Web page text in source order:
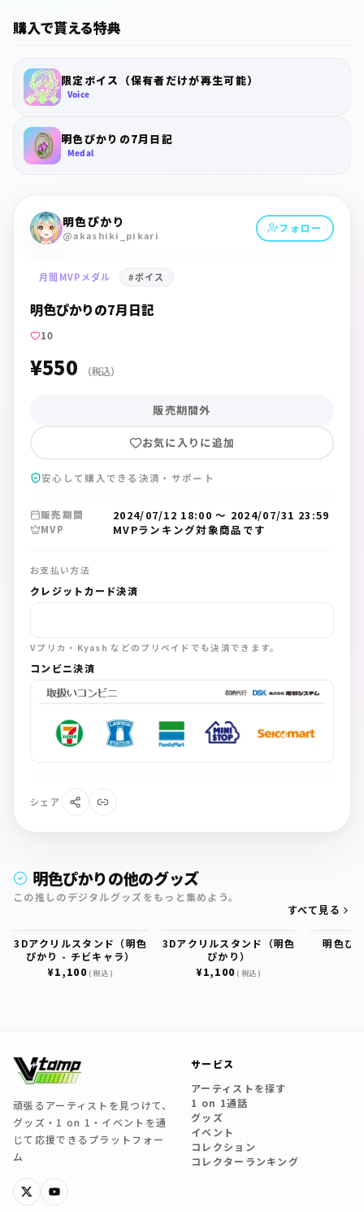
購入で貰える特典
限定ボイス（保有者だけが再生可能）
Voice
明色ぴかりの7月日記
Medal
明色ぴかり
@akashiki_pikari
フォロー
月間MVPメダル #ボイス
明色ぴかりの7月日記
10
¥550 （税込）
販売期間外
お気に入りに追加
安心して購入できる決済・サポート
販売期間 2024/07/12 18:00 〜 2024/07/31 23:59
MVP MVPランキング対象商品です
お支払い方法
クレジットカード決済
Vプリカ・Kyash などのプリペイドでも決済できます。
コンビニ決済
シェア
明色ぴかりの他のグッズ
この推しのデジタルグッズをもっと集めよう。
すべて見る
3Dアクリルスタンド（明色
ぴかり - チビキャラ）
¥1,100(税込)
3Dアクリルスタンド（明色
ぴかり）
¥1,100(税込)
明色ぴ
頑張るアーティストを見つけて、
グッズ・1 on 1・イベントを通
じて応援できるプラットフォー
ム
サービス
アーティストを探す
1 on 1通話
グッズ
イベント
コレクション
コレクターランキング